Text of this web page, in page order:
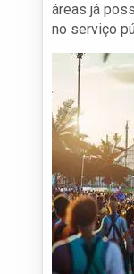
áreas já
no serviço